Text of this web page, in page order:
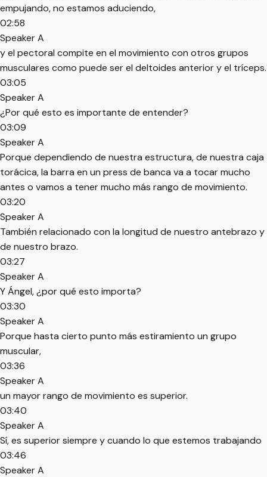
empujando, no estamos aduciendo,
02:58
Speaker A
y el pectoral compite en el movimiento con otros grupos
musculares como puede ser el deltoides anterior y el tríceps.
03:05
Speaker A
¿Por qué esto es importante de entender?
03:09
Speaker A
Porque dependiendo de nuestra estructura, de nuestra caja
torácica, la barra en un press de banca va a tocar mucho
antes o vamos a tener mucho más rango de movimiento.
03:20
Speaker A
También relacionado con la longitud de nuestro antebrazo y
de nuestro brazo.
03:27
Speaker A
Y Ángel, ¿por qué esto importa?
03:30
Speaker A
Porque hasta cierto punto más estiramiento un grupo
muscular,
03:36
Speaker A
un mayor rango de movimiento es superior.
03:40
Speaker A
Sí, es superior siempre y cuando lo que estemos trabajando
03:46
Speaker A